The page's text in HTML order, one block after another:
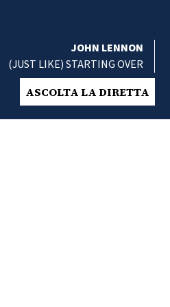
JOHN LENNON
(JUST LIKE) STARTING OVER
ASCOLTA LA DIRETTA